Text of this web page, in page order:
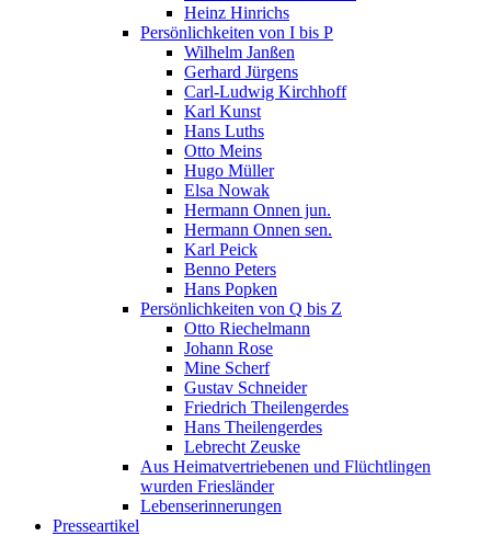
Heinz Hinrichs
Persönlichkeiten von I bis P
Wilhelm Janßen
Gerhard Jürgens
Carl-Ludwig Kirchhoff
Karl Kunst
Hans Luths
Otto Meins
Hugo Müller
Elsa Nowak
Hermann Onnen jun.
Hermann Onnen sen.
Karl Peick
Benno Peters
Hans Popken
Persönlichkeiten von Q bis Z
Otto Riechelmann
Johann Rose
Mine Scherf
Gustav Schneider
Friedrich Theilengerdes
Hans Theilengerdes
Lebrecht Zeuske
Aus Heimatvertriebenen und Flüchtlingen
wurden Friesländer
Lebenserinnerungen
Presseartikel